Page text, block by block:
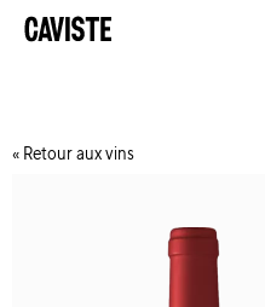
Retour aux vins